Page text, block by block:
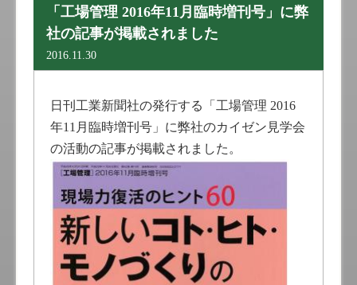
「工場管理 2016年11月臨時増刊号」に弊
社の記事が掲載されました
2016.11.30
日刊工業新聞社の発行する「工場管理 2016
年11月臨時増刊号」に弊社のカイゼン見学会
の活動の記事が掲載されました。